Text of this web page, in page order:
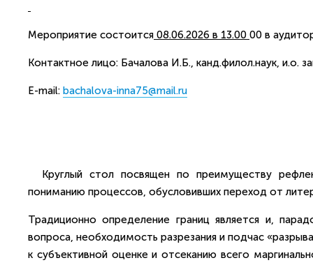
Мероприятие состоится 08.06.2026 в 13.00 00 в
Контактное лицо: Бачалова И.Б., канд.филол.наук, и.о.
E-mail: bachalova-inna75@mail.ru
Круглый стол посвящен по преимуществу
пониманию процессов, обусловивших переход от
Традиционно определение границ является и,
вопроса, необходимость разрезания и подчас
к субъективной оценке и отсеканию всего